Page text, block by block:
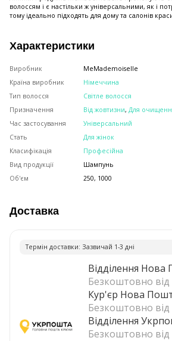
волоссям і є настільки ж універсальними, як і
тому ідеально підходять для дому та салонів
Характеристики
Виробник
MeMademoiselle
Країна виробник
Німеччина
Тип волосся
Світле волосся
Призначення
Від жовтизни, Для
Час застосування
Універсальний
Стать
Для жінок
Класифікація
Професійна
Вид продукції
Шампунь
Об'єм
250, 1000
Доставка
Термiн доставки: Зазвичай 1-3 днi
Відділення Нова
Безкоштовно від
Кур'єр Нова
Безкоштовно від
Відділення
Безкоштовно від